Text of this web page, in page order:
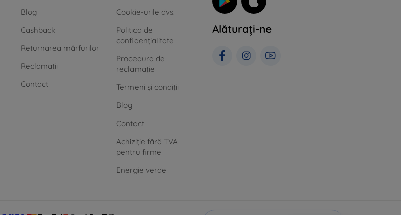
Blog
Cashback
Returnarea mărfurilor
Reclamatii
Contact
Cookie-urile dvs.
Politica de
confidențialitate
Procedura de
reclamație
Termeni și condiții
Blog
Contact
Achiziție fără TVA
pentru firme
Energie verde
Alăturați-ne